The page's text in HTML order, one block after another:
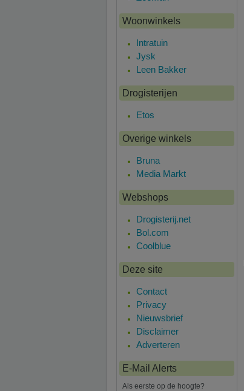
Woonwinkels
Intratuin
Jysk
Leen Bakker
Drogisterijen
Etos
Overige winkels
Bruna
Media Markt
Webshops
Drogisterij.net
Bol.com
Coolblue
Deze site
Contact
Privacy
Nieuwsbrief
Disclaimer
Adverteren
E-Mail Alerts
Als eerste op de hoogte?